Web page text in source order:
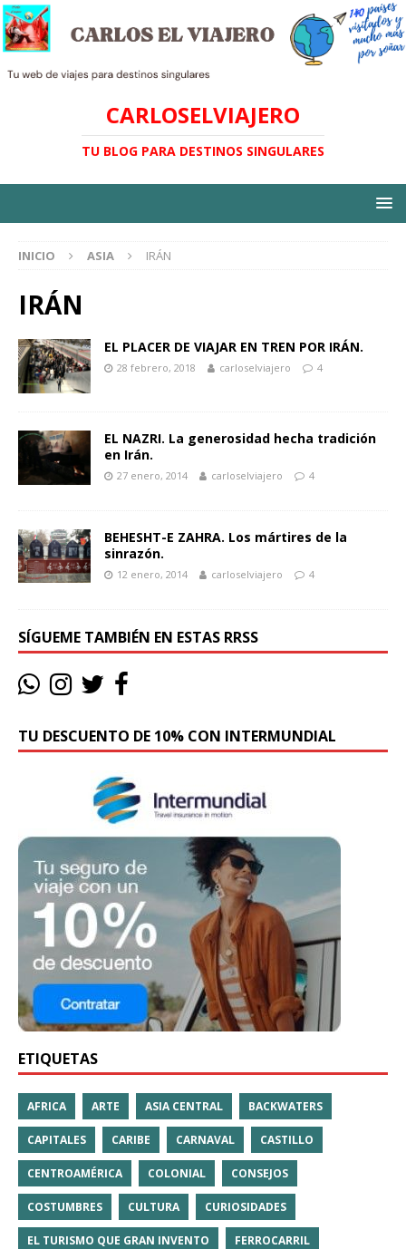
CARLOSELVIAJERO
TU BLOG PARA DESTINOS SINGULARES
INICIO ASIA IRÁN
IRÁN
EL PLACER DE VIAJAR EN TREN POR IRÁN.
28 febrero, 2018 carloselviajero 4
EL NAZRI. La generosidad hecha tradición
en Irán.
27 enero, 2014 carloselviajero 4
BEHESHT-E ZAHRA. Los mártires de la
sinrazón.
12 enero, 2014 carloselviajero 4
SÍGUEME TAMBIÉN EN ESTAS RRSS
TU DESCUENTO DE 10% CON INTERMUNDIAL
ETIQUETAS
AFRICA ARTE ASIA CENTRAL BACKWATERS
CAPITALES CARIBE CARNAVAL CASTILLO
CENTROAMÉRICA COLONIAL CONSEJOS
COSTUMBRES CULTURA CURIOSIDADES
EL TURISMO QUE GRAN INVENTO FERROCARRIL